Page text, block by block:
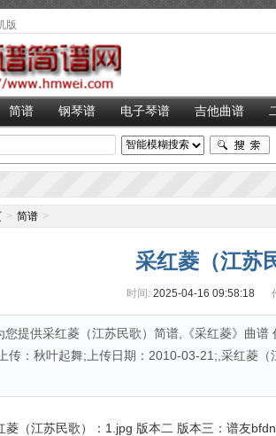
版
简谱 钢琴谱 电子琴谱 吉他曲谱
> 简谱 >
采红菱（江苏
时间: 2025-04-16 09:58:18
您提供采红菱（江苏民歌）简谱,《采红菱》曲
传：秋叶起舞;上传日期：2010-03-21;,采红菱
版本二 版本三：谱友